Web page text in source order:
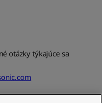
otázky týkajúce sa